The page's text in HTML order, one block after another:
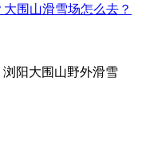
围山滑雪场怎么去？
阳大围山野外滑雪